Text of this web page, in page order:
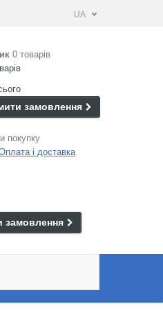
UA
0 товарів
замовлення
покупку
і доставка
замовлення